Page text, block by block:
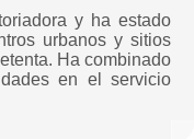
y ha estado
urbanos y sitios
Ha combinado
en el servicio